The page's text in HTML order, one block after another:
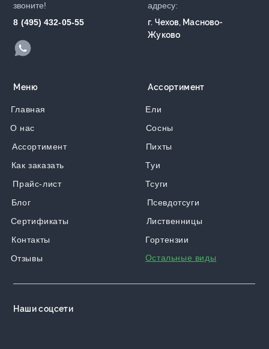
звоните!
8 (495) 432-05-55
адресу:
г. Чехов, Масново-
Жуково
Главная
Меню
О нас
Ассортимент
Как заказать
Прайс-лист
Отзывы
Контакты
Ели
Ассортимент
Сосны
Пихты
Туи
Тсуги
Псевдотсуги
Лиственницы
Гортензии
Наши соцсети
Остальные виды
Блог
Сертификаты